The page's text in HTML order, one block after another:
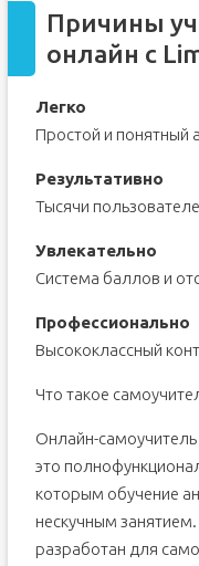
Отзывы наших
Самоучитель по
Как проходят
Современный
Преподаватели
Нам доверяют
Идеальная
Причины
онлайн с
Легко
Простой и понятный
Результативно
Тысячи
Увлекательно
Система баллов и
Профессионально
Высококлассный
Что такое
Онлайн-
это
которым обучение
нескучным
разработан для